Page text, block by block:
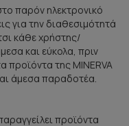
παρόν ηλεκτρονικό
για την διαθεσιμότητά
κάθε χρήστης/
και εύκολα, πριν
προϊόντα της MINERVA
άμεσα παραδοτέα.
προϊόντα